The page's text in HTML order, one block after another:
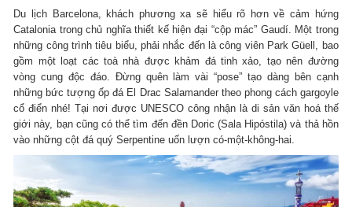
Du lịch Barcelona, khách phương xa sẽ hiểu rõ hơn về cảm hứng
Catalonia trong chủ nghĩa thiết kế hiện đại “cộp mác” Gaudí. Một trong
những công trình tiêu biểu, phải nhắc đến là công viên Park Güell, bao
gồm một loạt các toà nhà được khảm đá tinh xảo, tạo nên đường
vòng cung độc đáo. Đừng quên làm vài “pose” tạo dàng bên cạnh
những bức tượng ốp đá El Drac Salamander theo phong cách gargoyle
cổ điển nhé! Tại nơi được UNESCO công nhận là di sản văn hoá thế
giới này, bạn cũng có thể tìm đến đền Doric (Sala Hipóstila) và thả hồn
vào những cột đá quý Serpentine uốn lượn có-một-không-hai.